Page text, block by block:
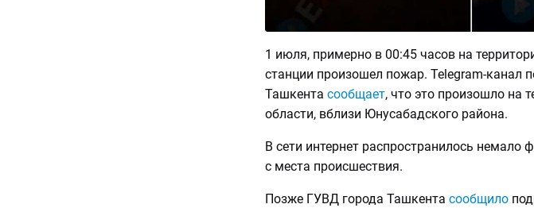
1 июля, примерно в 00:45 часов на
станции произошел пожар. Telegram-канал
Ташкента сообщает, что это произошло на
области, вблизи Юнусабадского района.
В сети интернет распространилось немало
с места происшествия.
Позже ГУВД города Ташкента сообщило